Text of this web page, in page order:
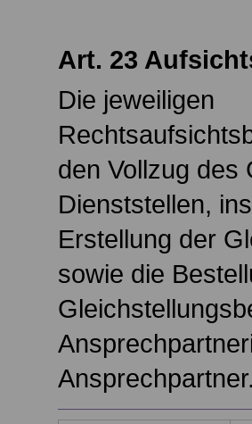
Art. 23
Die jeweiligen
den Vollzug des
Dienststellen,
Erstellung der
sowie die